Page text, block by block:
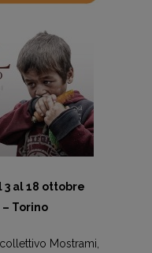
3 al 18 ottobre
– Torino
Mostrami,